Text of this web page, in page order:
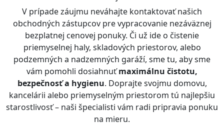
V prípade záujmu neváhajte kontaktovať našich
obchodných zástupcov pre vypracovanie nezáväznej
bezplatnej cenovej ponuky. Či už ide o čistenie
priemyselnej haly, skladových priestorov, alebo
podzemných a nadzemných garáží, sme tu, aby sme
vám pomohli dosiahnuťmaximálnu čistotu,
bezpečnosť a hygienu. Doprajte svojmu domovu,
kancelárii alebo priemyselným priestorom tú najlepšiu
starostlivosť – naši špecialisti vám radi pripravia ponuku
na mieru.